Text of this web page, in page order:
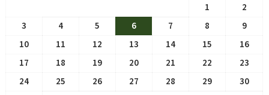
1
2
3
4 5 6 7 8
9
10
11 12 13 14 15
16
17
18 19 20 21 22
23
24
25 26 27 28 29
30